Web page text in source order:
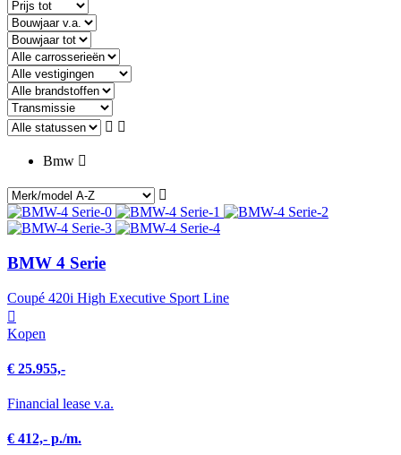
Bmw
BMW 4 Serie
Coupé 420i High Executive Sport Line
Kopen
€ 25.955,-
Financial lease v.a.
€ 412,- p./m.